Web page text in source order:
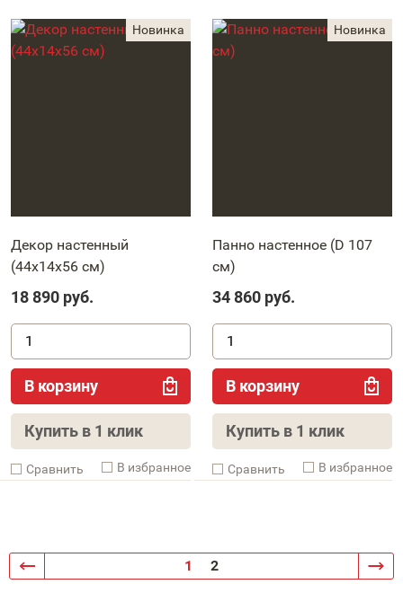
Декор настенный
(44x14x56 см)
18 890 руб.
В корзину
Купить в 1 клик
Cравнить В избранное
Панно настенное (D 107
см)
34 860 руб.
В корзину
Купить в 1 клик
Cравнить В избранное
1 2